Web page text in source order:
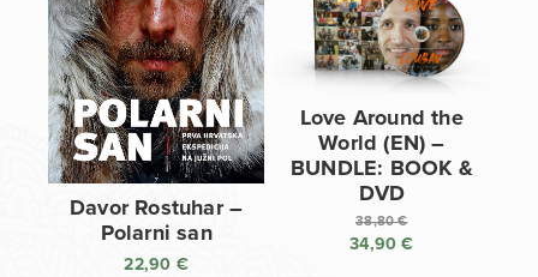
Davor Rostuhar –
Polarni san
22,90 €
Love Around the
World (EN) –
BUNDLE: BOOK &
DVD
38,80€
Izvorna
34,90€